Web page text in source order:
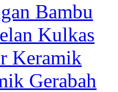
Bambu
Kulkas
Keramik
Gerabah